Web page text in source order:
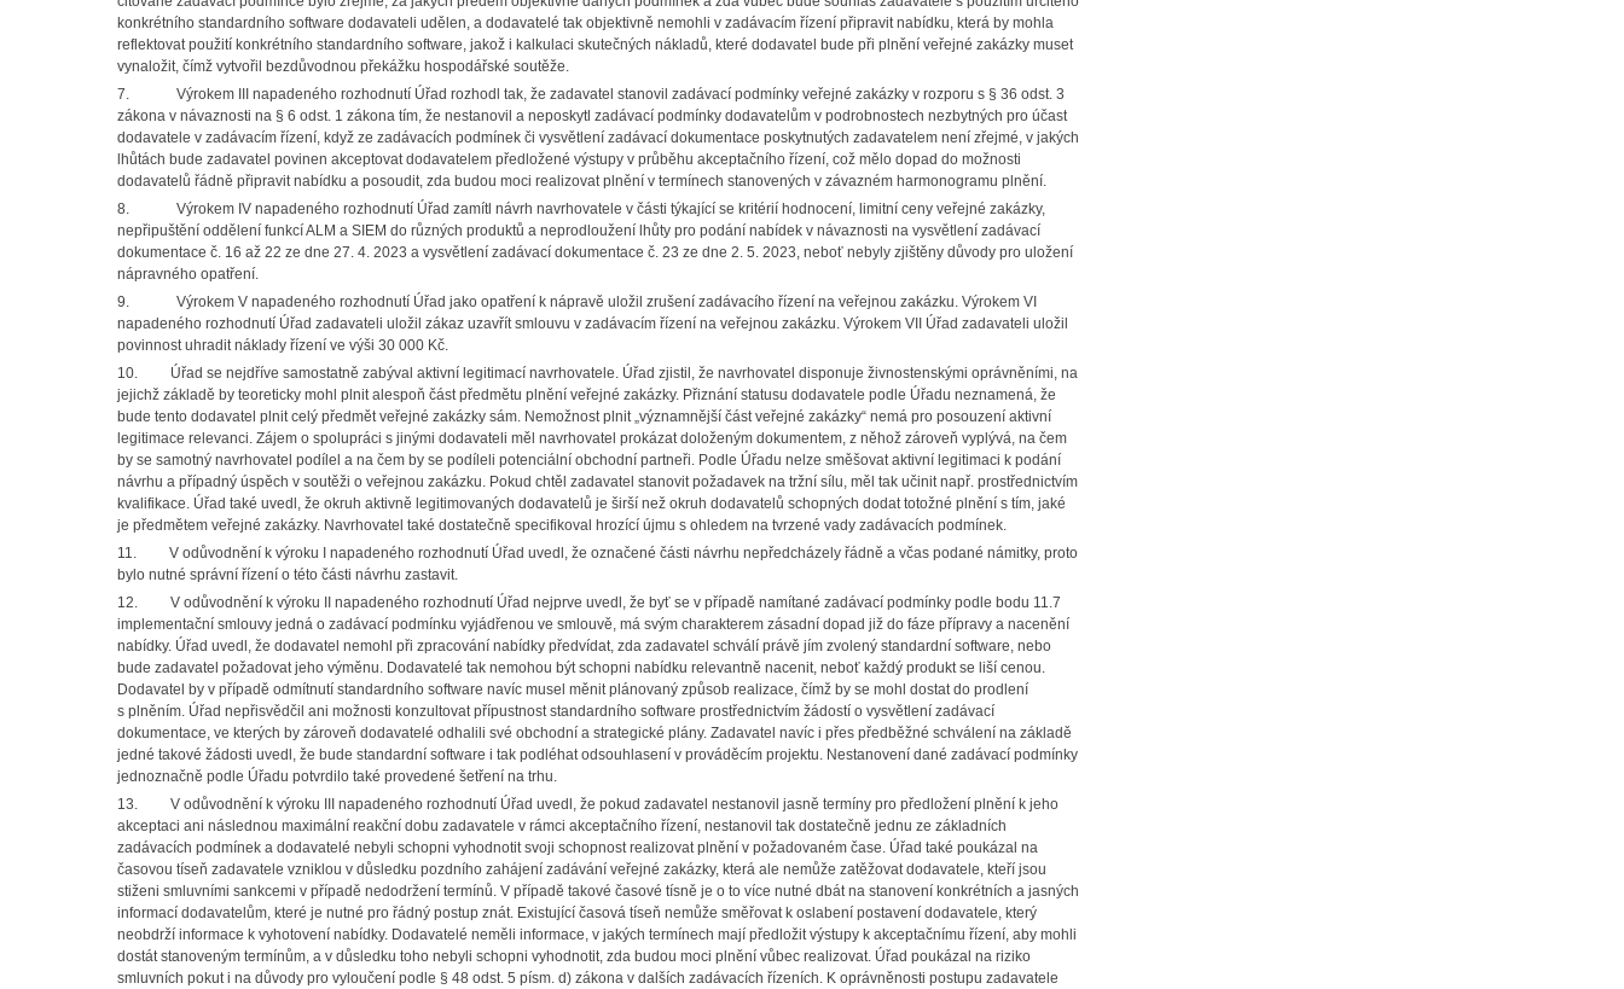
konkrétního standardního software dodavateli udělen, a dodavatelé tak objektivně nemohli v zadávacím řízení připravit nabídku, která by mohla
reflektovat použití konkrétního standardního software, jakož i kalkulaci skutečných nákladů, které dodavatel bude při plnění veřejné zakázky muset
vynaložit, čímž vytvořil bezdůvodnou překážku hospodářské soutěže.
7. Výrokem III napadeného rozhodnutí Úřad rozhodl tak, že zadavatel stanovil zadávací podmínky veřejné zakázky v rozporu s § 36 odst. 3
zákona v návaznosti na § 6 odst. 1 zákona tím, že nestanovil a neposkytl zadávací podmínky dodavatelům v podrobnostech nezbytných pro účast
dodavatele v zadávacím řízení, když ze zadávacích podmínek či vysvětlení zadávací dokumentace poskytnutých zadavatelem není zřejmé, v jakých
lhůtách bude zadavatel povinen akceptovat dodavatelem předložené výstupy v průběhu akceptačního řízení, což mělo dopad do možnosti
dodavatelů řádně připravit nabídku a posoudit, zda budou moci realizovat plnění v termínech stanovených v závazném harmonogramu plnění.
8. Výrokem IV napadeného rozhodnutí Úřad zamítl návrh navrhovatele v části týkající se kritérií hodnocení, limitní ceny veřejné zakázky,
nepřipuštění oddělení funkcí ALM a SIEM do různých produktů a neprodloužení lhůty pro podání nabídek v návaznosti na vysvětlení zadávací
dokumentace č. 16 až 22 ze dne 27. 4. 2023 a vysvětlení zadávací dokumentace č. 23 ze dne 2. 5. 2023, neboť nebyly zjištěny důvody pro uložení
nápravného opatření.
9. Výrokem V napadeného rozhodnutí Úřad jako opatření k nápravě uložil zrušení zadávacího řízení na veřejnou zakázku. Výrokem VI
napadeného rozhodnutí Úřad zadavateli uložil zákaz uzavřít smlouvu v zadávacím řízení na veřejnou zakázku. Výrokem VII Úřad zadavateli uložil
povinnost uhradit náklady řízení ve výši 30 000 Kč.
10. Úřad se nejdříve samostatně zabýval aktivní legitimací navrhovatele. Úřad zjistil, že navrhovatel disponuje živnostenskými oprávněními, na
jejichž základě by teoreticky mohl plnit alespoň část předmětu plnění veřejné zakázky. Přiznání statusu dodavatele podle Úřadu neznamená, že
bude tento dodavatel plnit celý předmět veřejné zakázky sám. Nemožnost plnit „významnější část veřejné zakázky“ nemá pro posouzení aktivní
legitimace relevanci. Zájem o spolupráci s jinými dodavateli měl navrhovatel prokázat doloženým dokumentem, z něhož zároveň vyplývá, na čem
by se samotný navrhovatel podílel a na čem by se podíleli potenciální obchodní partneři. Podle Úřadu nelze směšovat aktivní legitimaci k podání
návrhu a případný úspěch v soutěži o veřejnou zakázku. Pokud chtěl zadavatel stanovit požadavek na tržní sílu, měl tak učinit např. prostřednictvím
kvalifikace. Úřad také uvedl, že okruh aktivně legitimovaných dodavatelů je širší než okruh dodavatelů schopných dodat totožné plnění s tím, jaké
je předmětem veřejné zakázky. Navrhovatel také dostatečně specifikoval hrozící újmu s ohledem na tvrzené vady zadávacích podmínek.
11. V odůvodnění k výroku I napadeného rozhodnutí Úřad uvedl, že označené části návrhu nepředcházely řádně a včas podané námitky, proto
bylo nutné správní řízení o této části návrhu zastavit.
12. V odůvodnění k výroku II napadeného rozhodnutí Úřad nejprve uvedl, že byť se v případě namítané zadávací podmínky podle bodu 11.7
implementační smlouvy jedná o zadávací podmínku vyjádřenou ve smlouvě, má svým charakterem zásadní dopad již do fáze přípravy a nacenění
nabídky. Úřad uvedl, že dodavatel nemohl při zpracování nabídky předvídat, zda zadavatel schválí právě jím zvolený standardní software, nebo
bude zadavatel požadovat jeho výměnu. Dodavatelé tak nemohou být schopni nabídku relevantně nacenit, neboť každý produkt se liší cenou.
Dodavatel by v případě odmítnutí standardního software navíc musel měnit plánovaný způsob realizace, čímž by se mohl dostat do prodlení
s plněním. Úřad nepřisvědčil ani možnosti konzultovat přípustnost standardního software prostřednictvím žádostí o vysvětlení zadávací
dokumentace, ve kterých by zároveň dodavatelé odhalili své obchodní a strategické plány. Zadavatel navíc i přes předběžné schválení na základě
jedné takové žádosti uvedl, že bude standardní software i tak podléhat odsouhlasení v prováděcím projektu. Nestanovení dané zadávací podmínky
jednoznačně podle Úřadu potvrdilo také provedené šetření na trhu.
13. V odůvodnění k výroku III napadeného rozhodnutí Úřad uvedl, že pokud zadavatel nestanovil jasně termíny pro předložení plnění k jeho
akceptaci ani následnou maximální reakční dobu zadavatele v rámci akceptačního řízení, nestanovil tak dostatečně jednu ze základních
zadávacích podmínek a dodavatelé nebyli schopni vyhodnotit svoji schopnost realizovat plnění v požadovaném čase. Úřad také poukázal na
časovou tíseň zadavatele vzniklou v důsledku pozdního zahájení zadávání veřejné zakázky, která ale nemůže zatěžovat dodavatele, kteří jsou
stiženi smluvními sankcemi v případě nedodržení termínů. V případě takové časové tísně je o to více nutné dbát na stanovení konkrétních a jasných
informací dodavatelům, které je nutné pro řádný postup znát. Existující časová tíseň nemůže směřovat k oslabení postavení dodavatele, který
neobdrží informace k vyhotovení nabídky. Dodavatelé neměli informace, v jakých termínech mají předložit výstupy k akceptačnímu řízení, aby mohli
dostát stanoveným termínům, a v důsledku toho nebyli schopni vyhodnotit, zda budou moci plnění vůbec realizovat. Úřad poukázal na riziko
smluvních pokut i na důvody pro vyloučení podle § 48 odst. 5 písm. d) zákona v dalších zadávacích řízeních. K oprávněnosti postupu zadavatele